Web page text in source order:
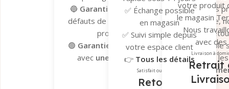
🔵 Garantie du fabricant– Valable sur les
défauts de fabrication. En cas de problème,
processus de dépannage et de
🟢 Garantie Tera.ma Seconde Vie– Valable
avec une couverture de 6 moiscontre les
réparation ou
Garantie du fabricant​ Garantie
✅ Échange possible
en magasin
✅ Suivi simple depuis
votre espace client
👉 Tous les détails
ici
Satisfait ou remboursé
Retour et
votre produit
le magasin
Nous
avec des
fiables pour
un suivi en
Livraison à
Retrait